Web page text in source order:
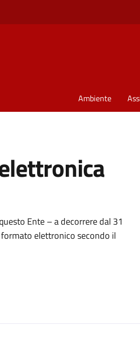
Ambiente
Ente – a decorrere dal 31
elettronico secondo il